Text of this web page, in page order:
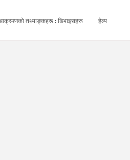
तथ्याङ्कहरू : डिभाइसहरू हेल्प